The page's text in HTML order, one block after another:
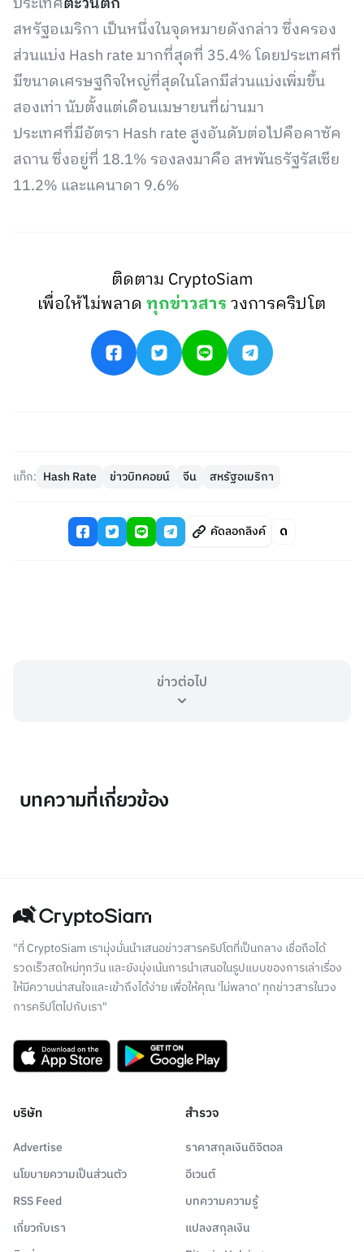
สหรัฐอเมริกา เป็นหนึ่งในจุดหมายดังกล่าว ซึ่งครอง
ส่วนแบ่ง Hash rate มากที่สุดที่ 35.4% โดยประเทศที่
มีขนาดเศรษฐกิจใหญ่ที่สุดในโลกมีส่วนแบ่งเพิ่มขึ้น
สองเท่า นับตั้งแต่เดือนเมษายนที่ผ่านมา
ประเทศที่มีอัตรา Hash rate สูงอันดับต่อไปคือคาซัค
สถาน ซึ่งอยู่ที่ 18.1% รองลงมาคือ สหพันธรัฐรัสเซีย
11.2% และแคนาดา 9.6%
ติดตาม CryptoSiam
เพื่อให้ไม่พลาดทุกข่าวสารวงการคริปโต
แท็ก: Hash Rate ข่าวบิทคอยน์ จีน สหรัฐอเมริกา
คัดลอกลิงค์
ข่าวต่อไป
บทความที่เกี่ยวข้อง
"ที่ CryptoSiam เรามุ่งมั่นนำเสนอข่าวสารคริปโตที่เป็นกลาง เชื่อถือได้
รวดเร็วสดใหม่ทุกวัน และยังมุ่งเน้นการนำเสนอในรูปแบบของการเล่าเรื่อง
ให้มีความน่าสนใจและเข้าถึงได้ง่าย เพื่อให้คุณ 'ไม่พลาด' ทุกข่าวสารในวง
การคริปโตไปกับเรา"
บริษัท
Advertise
นโยบายความเป็นส่วนตัว
RSS Feed
เกี่ยวกับเรา
สำรวจ
ราคาสกุลเงินดิจิตอล
อีเวนต์
บทความความรู้
แปลงสกุลเงิน